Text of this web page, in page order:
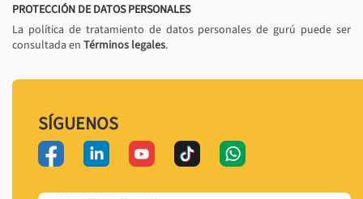
PROTECCIÓN DE DATOS PERSONALES
La política de tratamiento de datos personales de gurú puede ser
consultada en Términos legales.
SÍGUENOS